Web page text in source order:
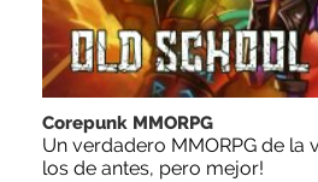
Corepunk MMORPG
Un verdadero MMORPG de la
los de antes, pero mejor!